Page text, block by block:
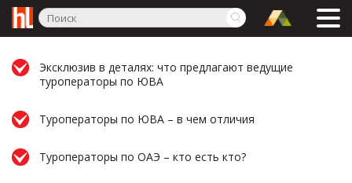
Эксклюзив в деталях: что предлагают ведущие
туроператоры по ЮВА
Туроператоры по ЮВА – в чем отличия
Туроператоры по ОАЭ – кто есть кто?